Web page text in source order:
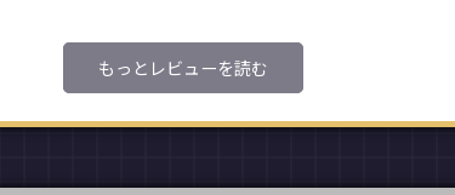
もっとレビューを読む